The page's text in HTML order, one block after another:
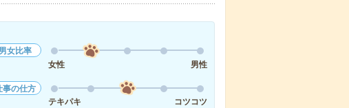
男女比率
女性
男性
事の仕方
テキパキ
コツコツ